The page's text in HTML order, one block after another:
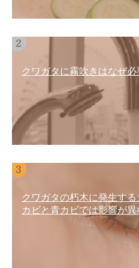
クワガタに霧吹きはなぜ
クワガタの朽木に発生す
カビと青カビでは影響が異